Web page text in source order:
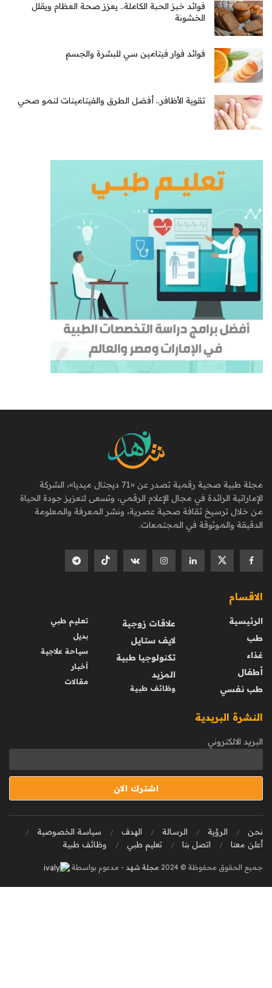
فوائد خبز الحبة الكاملة.. يعزز صحة العظام ويقلل
الخشونة
فوائد فوار فيتامين سي للبشرة والجسم
تقوية الأظافر.. أفضل الطرق والفيتامينات لنمو صحي
مجلة طبية صحية رقمية تصدر عن «71 ديجتال ميديا»، الشركة
الإماراتية الرائدة في مجال الإعلام الرقمي، وتسعى لتعزيز جودة الحياة
من خلال ترسيخ ثقافة صحية عصرية، ونشر المعرفة والمعلومة
الدقيقة والموثوقة في المجتمعات.
الاقسام
الرئيسية
طب
غذاء
أطفال
طب نفسي
علاقات زوجية
لايف ستايل
تكنولوجيا طبية
المزيد
وظائف طبية
تعليم طبي
بديل
سياحة علاجية
أخبار
مقالات
النشرة البريدية
البريد الالكتروني
نحن الرؤية الرسالة الهدف
سياسة الخصوصية
أعلن معنا
اتصل بنا تعليم طبي وظائف طبية
جميع الحقوق محفوظة © 2024 مجلة شهد - مدعوم بواسطة